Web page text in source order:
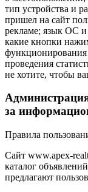
тип устройства и
пришел на сайт
рекламе; язык ОС и
какие кнопки
функционирования
проведения
не хотите, чтобы
Администрация
за
Правила
Сайт www.apex-
каталог
предлагают